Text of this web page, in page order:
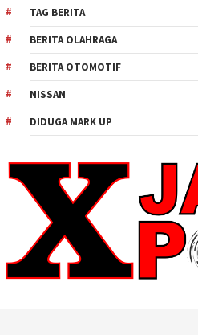
TAG BERITA
BERITA OLAHRAGA
BERITA OTOMOTIF
NISSAN
DIDUGA MARK UP